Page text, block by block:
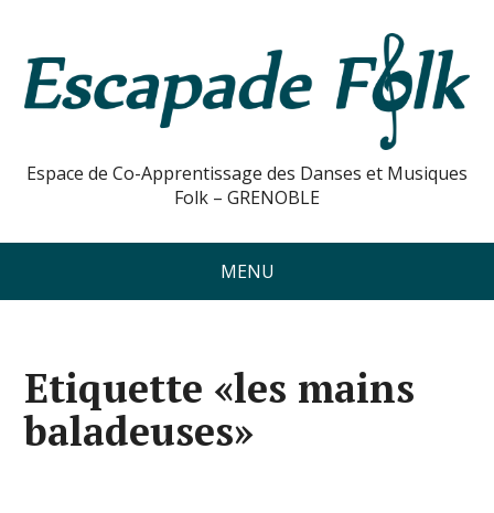
Espace de Co-Apprentissage des Danses et Musiques
Folk – GRENOBLE
MENU
Etiquette «les mains
baladeuses»